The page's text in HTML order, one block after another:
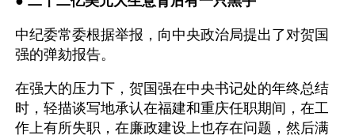
中纪委常委根据举报，向中央政治局提出了对贺国
强的弹劾报告。
在强大的压力下，贺国强在中央书记处的年终总结
时，轻描谈写地承认在福建和重庆任职期间，在工
作上有所失职，在廉政建设上也存在问题，然后满